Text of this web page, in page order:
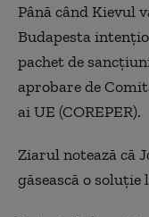
Până când Kievul
Budapesta
pachet de
aprobare de
ai UE (COREPER).
Ziarul notează că
găsească o soluție